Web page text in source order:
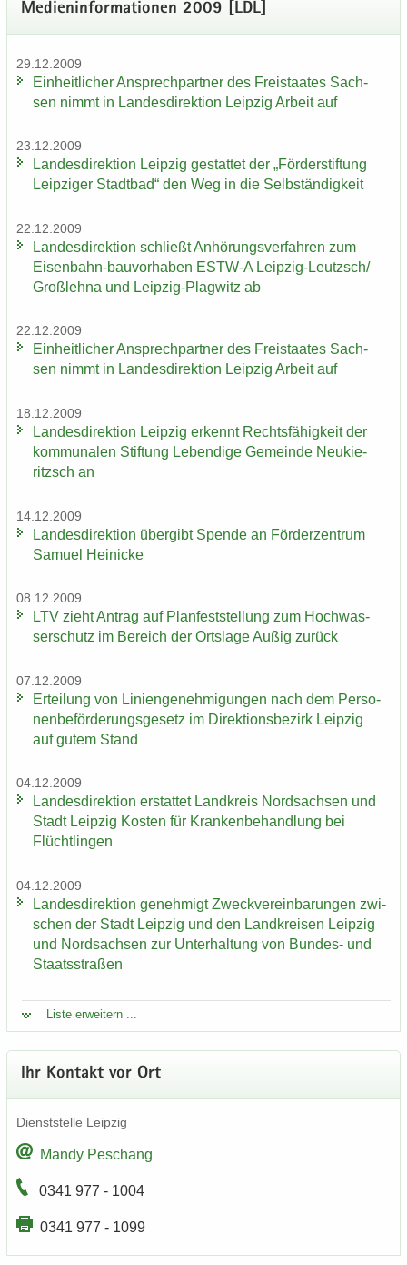
Me­di­en­in­for­ma­tio­nen 2009 [LDL]
29.12.2009
Ein­heit­li­cher An­sprech­part­ner des Frei­staa­tes Sach­
sen nimmt in Lan­des­di­rek­ti­on Leip­zig Ar­beit auf
23.12.2009
Lan­des­di­rek­ti­on Leip­zig ge­stat­tet der „För­der­stif­tung
Leip­zi­ger Stadt­bad“ den Weg in die Selb­stän­dig­keit
22.12.2009
Lan­des­di­rek­ti­on schließt An­hö­rungs­ver­fah­ren zum
Eisenbahn-​bauvorhaben ESTW-​A Leipzig-​Leutzsch/
Groß­leh­na und Leipzig-​Plagwitz ab
22.12.2009
Ein­heit­li­cher An­sprech­part­ner des Frei­staa­tes Sach­
sen nimmt in Lan­des­di­rek­ti­on Leip­zig Ar­beit auf
18.12.2009
Lan­des­di­rek­ti­on Leip­zig er­kennt Rechts­fä­hig­keit der
kom­mu­na­len Stif­tung Le­ben­di­ge Ge­mein­de Neu­kie­
ritzsch an
14.12.2009
Lan­des­di­rek­ti­on über­gibt Spen­de an För­der­zen­trum
Sa­mu­el Hei­ni­cke
08.12.2009
LTV zieht An­trag auf Plan­fest­stel­lung zum Hoch­was­
ser­schutz im Be­reich der Orts­la­ge Außig zu­rück
07.12.2009
Er­tei­lung von Li­ni­en­ge­neh­mi­gun­gen nach dem Per­so­
nen­be­för­de­rungs­ge­setz im Di­rek­ti­ons­be­zirk Leip­zig
auf gutem Stand
04.12.2009
Lan­des­di­rek­ti­on er­stat­tet Land­kreis Nord­sach­sen und
Stadt Leip­zig Kos­ten für Kran­ken­be­hand­lung bei
Flücht­lin­gen
04.12.2009
Lan­des­di­rek­ti­on ge­neh­migt Zweck­ver­ein­ba­run­gen zwi­
schen der Stadt Leip­zig und den Land­krei­sen Leip­zig
und Nord­sach­sen zur Un­ter­hal­tung von Bundes-​ und
Staats­stra­ßen
Liste er­wei­tern ...
Ihr Kon­takt vor Ort
Dienst­stel­le Leip­zig
Mandy Peschang
0341 977 - 1004
0341 977 - 1099